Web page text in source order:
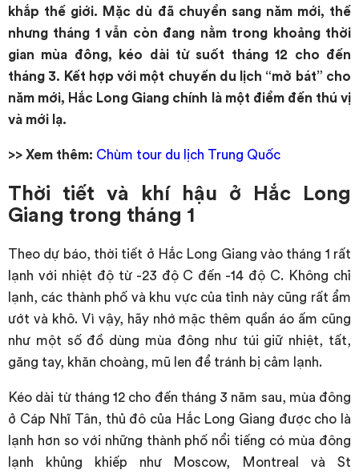
khắp thế giới. Mặc dù đã chuyển sang năm mới, thế
nhưng tháng 1 vẫn còn đang nằm trong khoảng thời
gian mùa đông, kéo dài từ suốt tháng 12 cho đến
tháng 3. Kết hợp với một chuyến du lịch “mở bát” cho
năm mới, Hắc Long Giang chính là một điểm đến thú vị
và mới lạ.
>> Xem thêm: Chùm tour du lịch Trung Quốc
Thời tiết và khí hậu ở Hắc Long
Giang trong tháng 1
Theo dự báo, thời tiết ở Hắc Long Giang vào tháng 1 rất
lạnh với nhiệt độ từ -23 độ C đến -14 độ C. Không chỉ
lạnh, các thành phố và khu vực của tỉnh này cũng rất ẩm
ướt và khô. Vì vậy, hãy nhớ mặc thêm quần áo ấm cũng
như một số đồ dùng mùa đông như túi giữ nhiệt, tất,
găng tay, khăn choàng, mũ len để tránh bị cảm lạnh.
Kéo dài từ tháng 12 cho đến tháng 3 năm sau, mùa đông
ở Cáp Nhĩ Tân, thủ đô của Hắc Long Giang được cho là
lạnh hơn so với những thành phố nổi tiếng có mùa đông
lạnh khủng khiếp như Moscow, Montreal và St